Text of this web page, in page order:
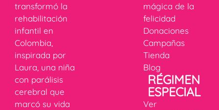
transformó la
rehabilitación
infantil en
Colombia,
inspirada por
Laura, una niña
con parálisis
cerebral que
marcó su vida
mágica de la
felicidad
Donaciones
Campañas
Tienda
Blog
RÉGIMEN
ESPECIAL
Ver